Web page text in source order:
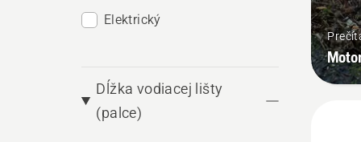
Elektrický
Dĺžka vodiacej lišty
(palce)